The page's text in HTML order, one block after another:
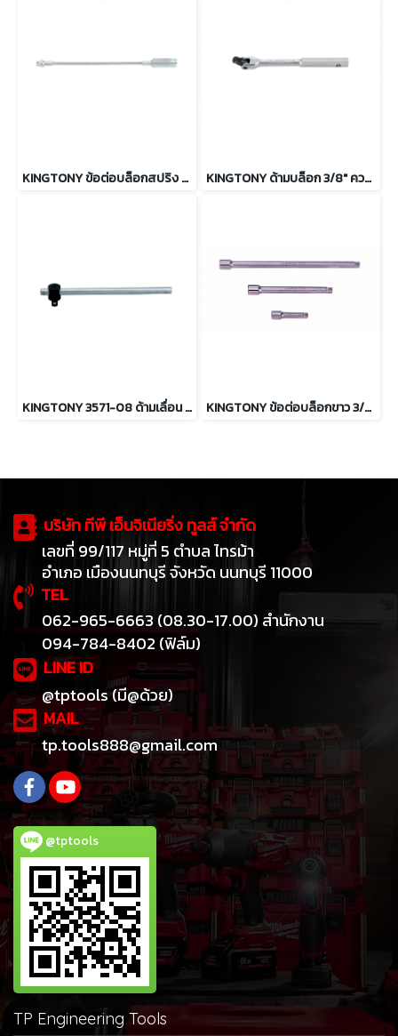
KINGTONY ข้อต่อบล็อกสปริง อ่อนตัว 3/8" ความยาว 6 และ 12นิ้ว KINGTONY ด้ามบล็อก 3/8" ความยาว 8นิ้ว และ 10นิ้ว
KINGTONY 3571-08 ด้ามเลื่อน 3/8” ความยาว 8" KINGTONY ข้อต่อบล็อกขาว 3/8" ความยาว 3 ถึง 24นิ้ว
บริษัท ทีพี เอ็นจิเนียริ่ง ทูลส์ จำกัด
เลขที่ 99/117 หมู่ที่ 5 ตำบล ไทรม้า
อำเภอ เมืองนนทบุรี จังหวัด นนทบุรี 11000
TEL
062-965-6663 (08.30-17.00) สำนักงาน
094-784-8402 (ฟิล์ม)
LINE ID
@tptools (มี@ด้วย)
MAIL
tp.tools888@gmail.com
@tptools
TP Engineering Tools